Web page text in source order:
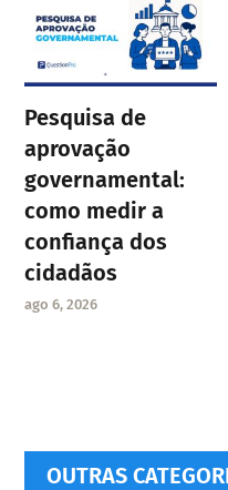
Pesquisa de
aprovação
governamental:
como medir a
confiança dos
cidadãos
ago 6, 2026
OUTRAS